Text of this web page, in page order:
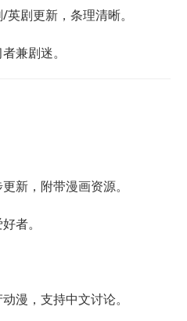
剧更新，条理清晰。
兼剧迷。
新，附带漫画资源。
者。
漫，支持中文讨论。